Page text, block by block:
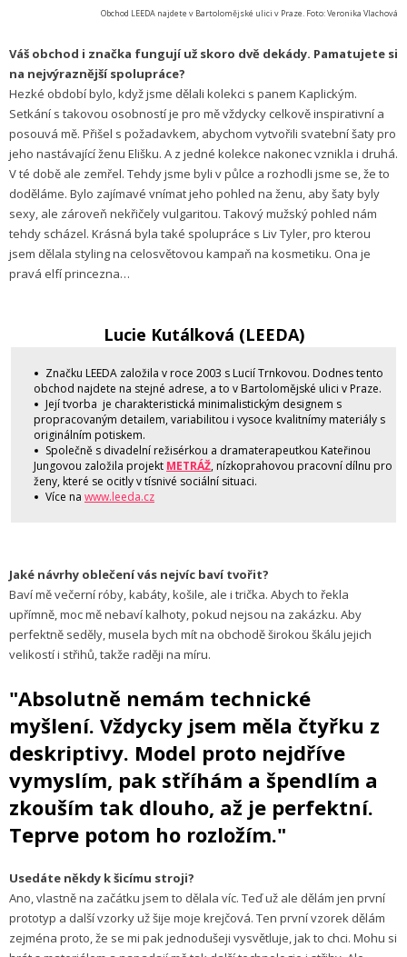
Obchod LEEDA najdete v Bartolomějské ulici v Praze. Foto: Veronika Vlachová
Váš obchod i značka fungují už skoro dvě dekády. Pamatujete si
na nejvýraznější spolupráce?
Hezké období bylo, když jsme dělali kolekci s panem Kaplickým.
Setkání s takovou osobností je pro mě vždycky celkově inspirativní a
posouvá mě. Přišel s požadavkem, abychom vytvořili svatební šaty pro
jeho nastávající ženu Elišku. A z jedné kolekce nakonec vznikla i druhá.
V té době ale zemřel. Tehdy jsme byli v půlce a rozhodli jsme se, že to
doděláme. Bylo zajímavé vnímat jeho pohled na ženu, aby šaty byly
sexy, ale zároveň nekřičely vulgaritou. Takový mužský pohled nám
tehdy scházel. Krásná byla také spolupráce s Liv Tyler, pro kterou
jsem dělala styling na celosvětovou kampaň na kosmetiku. Ona je
pravá elfí princezna…
Lucie Kutálková (LEEDA)
Značku LEEDA založila v roce 2003 s Lucií Trnkovou. Dodnes tento
obchod najdete na stejné adrese, a to v Bartolomějské ulici v Praze.
Její tvorba je charakteristická minimalistickým designem s
propracovaným detailem, variabilitou i vysoce kvalitnímy materiály s
originálním potiskem.
Společně s divadelní režisérkou a dramaterapeutkou Kateřinou
Jungovou založila projekt METRÁŽ, nízkoprahovou pracovní dílnu pro
ženy, které se ocitly v tísnivé sociální situaci.
Více na www.leeda.cz
Jaké návrhy oblečení vás nejvíc baví tvořit?
Baví mě večerní róby, kabáty, košile, ale i trička. Abych to řekla
upřímně, moc mě nebaví kalhoty, pokud nejsou na zakázku. Aby
perfektně seděly, musela bych mít na obchodě širokou škálu jejich
velikostí i střihů, takže raději na míru.
"Absolutně nemám technické
myšlení. Vždycky jsem měla čtyřku z
deskriptivy. Model proto nejdříve
vymyslím, pak stříhám a špendlím a
zkouším tak dlouho, až je perfektní.
Teprve potom ho rozložím."
Usedáte někdy k šicímu stroji?
Ano, vlastně na začátku jsem to dělala víc. Teď už ale dělám jen první
prototyp a další vzorky už šije moje krejčová. Ten první vzorek dělám
zejména proto, že se mi pak jednodušeji vysvětluje, jak to chci. Mohu si